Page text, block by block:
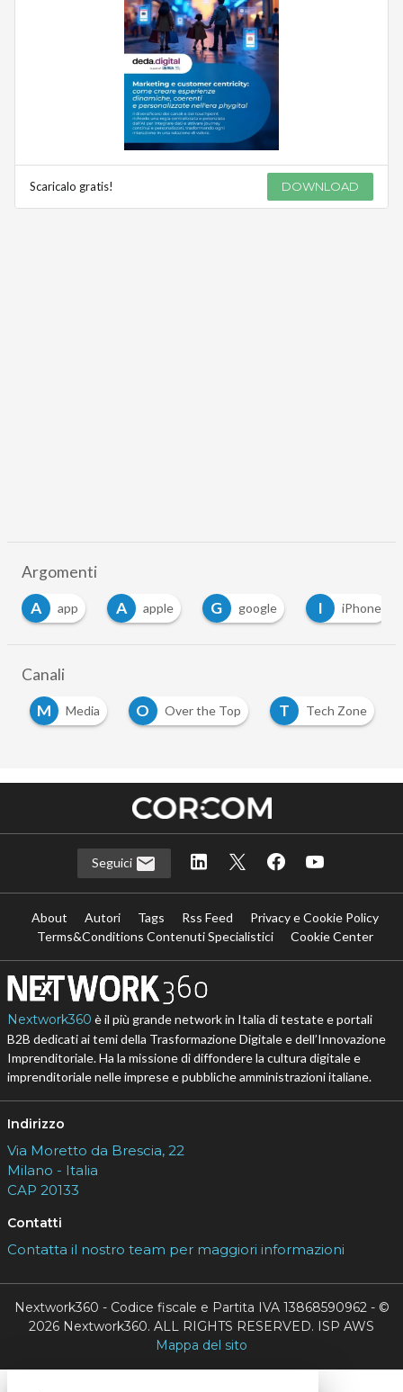
Scaricalo gratis! DOWNLOAD
Argomenti
A
apple G google I iPhone M mail
Canali
M Media O Over the Top T Tech Zone
Seguici
About Autori Tags Rss Feed
Privacy e Cookie Policy
Terms&Conditions Contenuti Specialistici
Cookie Center
Nextwork360 è il più grande network in Italia di testate e portali
B2B dedicati ai temi della Trasformazione Digitale e dell’Innovazione
Imprenditoriale. Ha la missione di diffondere la cultura digitale e
imprenditoriale nelle imprese e pubbliche amministrazioni italiane.
Indirizzo
Via Moretto da Brescia, 22
Milano - Italia
CAP 20133
Contatti
Contatta il nostro team per maggiori informazioni
Nextwork360 - Codice fiscale e Partita IVA 13868590962 - ©
2026 Nextwork360. ALL RIGHTS RESERVED. ISP AWS
Mappa del sito